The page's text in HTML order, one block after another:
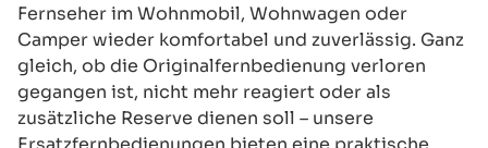
Fernseher im Wohnmobil, Wohnwagen oder
Camper wieder komfortabel und zuverlässig. Ganz
gleich, ob die Originalfernbedienung verloren
gegangen ist, nicht mehr reagiert oder als
zusätzliche Reserve dienen soll – unsere